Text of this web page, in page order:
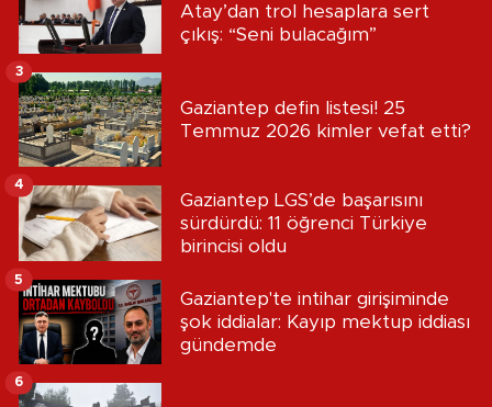
Atay’dan trol hesaplara sert
çıkış: “Seni bulacağım”
Gaziantep defin listesi! 25
Temmuz 2026 kimler vefat etti?
3
Gaziantep LGS’de başarısını
sürdürdü: 11 öğrenci Türkiye
birincisi oldu
4
Gaziantep'te intihar girişiminde
şok iddialar: Kayıp mektup iddiası
gündemde
5
6